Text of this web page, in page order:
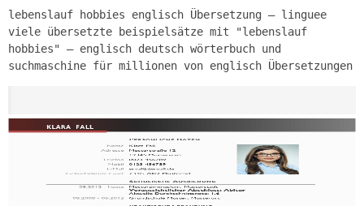
lebenslauf hobbies englisch Übersetzung – linguee
viele übersetzte beispielsätze mit "lebenslauf
hobbies" – englisch deutsch wörterbuch und
suchmaschine für millionen von englisch Übersetzungen